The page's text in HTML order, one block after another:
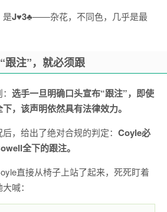
是J♥3♣——杂花，不同色，几乎是最
跟注”，就必须跟
选手一旦明确口头宣布“跟注”，即使
，该声明依然具有法律效力。
，给出了绝对合规的判定： Coyle必
全下的跟注。
直接从椅子上站了起来，死死盯着
喊：